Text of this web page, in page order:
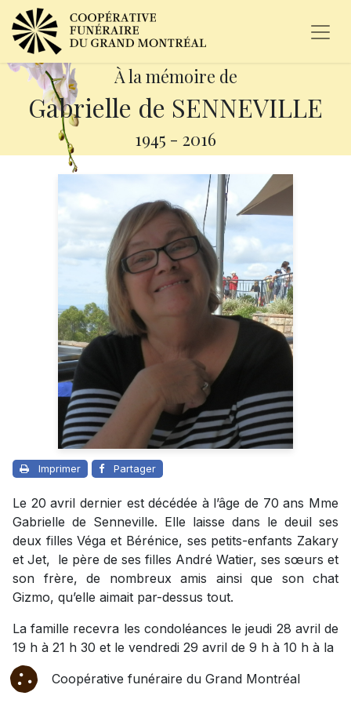
À la mémoire de
Gabrielle de SENNEVILLE
1945 - 2016
Imprimer Partager
Le 20 avril dernier est décédée à l’âge de 70 ans Mme
Gabrielle de Senneville. Elle laisse dans le deuil ses
deux filles Véga et Bérénice, ses petits-enfants Zakary
et Jet, le père de ses filles André Watier, ses sœurs et
son frère, de nombreux amis ainsi que son chat
Gizmo, qu’elle aimait par-dessus tout.
La famille recevra les condoléances le jeudi 28 avril de
19 h à 21 h 30 et le vendredi 29 avril de 9 h à 10 h à la
Coopérative funéraire du Grand Montréal